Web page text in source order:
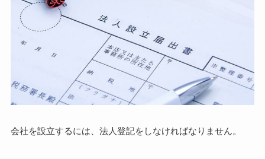
会社を設立するには、法人登記をしなければなりません。